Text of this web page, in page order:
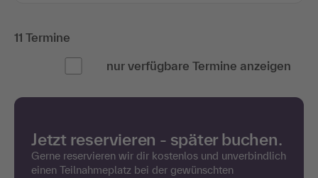
11 Termine
nur verfügbare Termine anzeigen
Jetzt reservieren - später buchen.
Gerne reservieren wir dir kostenlos und unverbindlich
einen Teilnahmeplatz bei der gewünschten